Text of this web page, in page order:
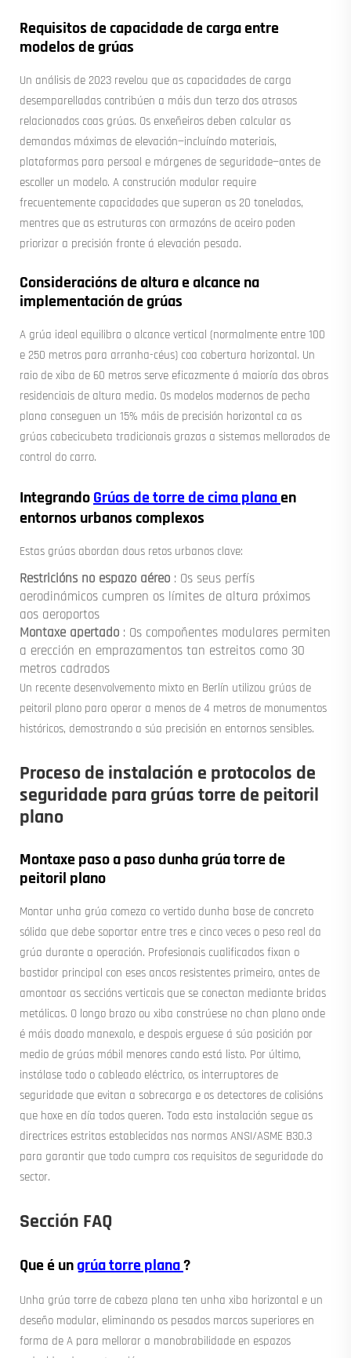
Requisitos de capacidade de carga entre
modelos de grúas
Un análisis de 2023 revelou que as capacidades de carga
desemparelladas contribúen a máis dun terzo dos atrasos
relacionados coas grúas. Os enxeñeiros deben calcular as
demandas máximas de elevación—incluíndo materiais,
plataformas para persoal e márgenes de seguridade—antes de
escoller un modelo. A construción modular require
frecuentemente capacidades que superan as 20 toneladas,
mentres que as estruturas con armazóns de aceiro poden
priorizar a precisión fronte á elevación pesada.
Consideracións de altura e alcance na
implementación de grúas
A grúa ideal equilibra o alcance vertical (normalmente entre 100
e 250 metros para arranha-céus) coa cobertura horizontal. Un
raio de xiba de 60 metros serve eficazmente á maioría das obras
residenciais de altura media. Os modelos modernos de pecha
plana conseguen un 15% máis de precisión horizontal ca as
grúas cabecicubeta tradicionais grazas a sistemas mellorados de
control do carro.
IntegrandoGrúas de torre de cima planaen
entornos urbanos complexos
Estas grúas abordan dous retos urbanos clave:
Restricións no espazo aéreo : Os seus perfís
aerodinámicos cumpren os límites de altura próximos
aos aeroportos
Montaxe apertado : Os compoñentes modulares permiten
a erección en emprazamentos tan estreitos como 30
metros cadrados
Un recente desenvolvemento mixto en Berlín utilizou grúas de
peitoril plano para operar a menos de 4 metros de monumentos
históricos, demostrando a súa precisión en entornos sensibles.
Proceso de instalación e protocolos de
seguridade para grúas torre de peitoril
plano
Montaxe paso a paso dunha grúa torre de
peitoril plano
Montar unha grúa comeza co vertido dunha base de concreto
sólida que debe soportar entre tres e cinco veces o peso real da
grúa durante a operación. Profesionais cualificados fixan o
bastidor principal con eses ancos resistentes primeiro, antes de
amontoar as seccións verticais que se conectan mediante bridas
metálicas. O longo brazo ou xiba constrúese no chan plano onde
é máis doado manexalo, e despois erguese á súa posición por
medio de grúas móbil menores cando está listo. Por último,
instálase todo o cableado eléctrico, os interruptores de
seguridade que evitan a sobrecarga e os detectores de colisións
que hoxe en día todos queren. Toda esta instalación segue as
directrices estritas establecidas nas normas ANSI/ASME B30.3
para garantir que todo cumpra cos requisitos de seguridade do
sector.
Sección FAQ
Que é ungrúa torre plana?
Unha grúa torre de cabeza plana ten unha xiba horizontal e un
deseño modular, eliminando os pesados marcos superiores en
forma de A para mellorar a manobrabilidade en espazos